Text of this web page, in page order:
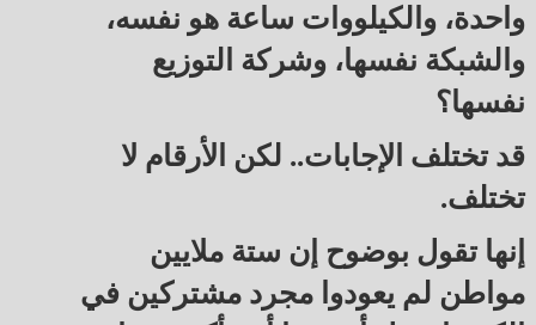
واحدة، والكيلووات ساعة هو نفسه،
والشبكة نفسها، وشركة التوزيع
نفسها؟
قد تختلف الإجابات.. لكن الأرقام لا
تختلف.
إنها تقول بوضوح إن ستة ملايين
مواطن لم يعودوا مجرد مشتركين في